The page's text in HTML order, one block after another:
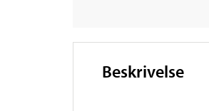
Beskrivelse